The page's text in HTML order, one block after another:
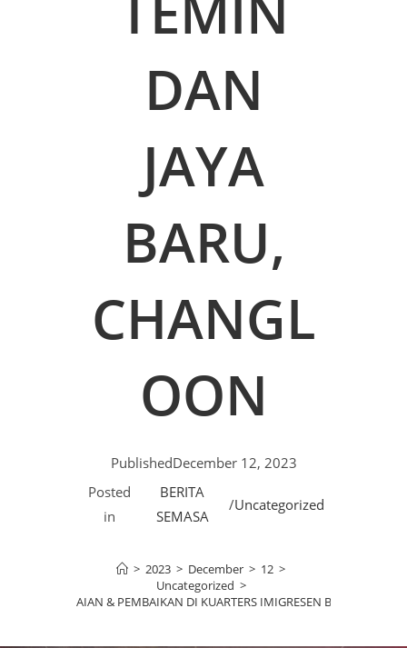
DAN
JAYA
BARU,
CHANGL
OON
PublishedDecember 12, 2023
Posted
in
BERITA
SEMASA
/Uncategorized
> 2023 > December > 12 >
Uncategorized >
PENGUBAHSUAIAN & PEMBAIKAN DI KUARTERS IMIGRESEN BUKIT KAYU